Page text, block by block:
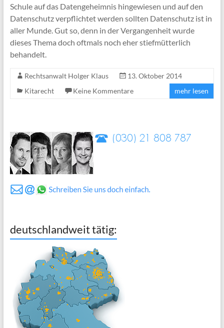
Schule auf das Datengeheimnis hingewiesen und auf den
Datenschutz verpflichtet werden sollten Datenschutz ist in
aller Munde. Gut so, denn in der Vergangenheit wurde
dieses Thema doch oftmals noch eher stiefmütterlich
behandelt.
Rechtsanwalt Holger Klaus
13. Oktober 2014
Kitarecht
Keine Kommentare mehr lesen
deutschlandweit tätig: